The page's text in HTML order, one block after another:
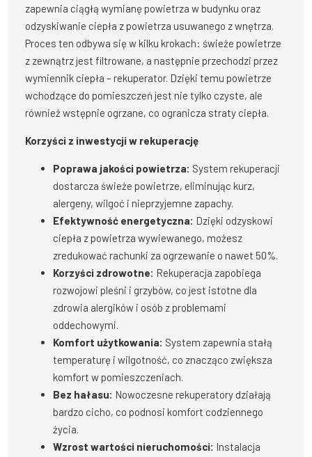
zapewnia ciągłą wymianę powietrza w budynku oraz
odzyskiwanie ciepła z powietrza usuwanego z wnętrza.
Proces ten odbywa się w kilku krokach: świeże powietrze
z zewnątrz jest filtrowane, a następnie przechodzi przez
wymiennik ciepła – rekuperator. Dzięki temu powietrze
wchodzące do pomieszczeń jest nie tylko czyste, ale
również wstępnie ogrzane, co ogranicza straty ciepła.
Korzyści z inwestycji w rekuperację
Poprawa jakości powietrza: System rekuperacji
dostarcza świeże powietrze, eliminując kurz,
alergeny, wilgoć i nieprzyjemne zapachy.
Efektywność energetyczna: Dzięki odzyskowi
ciepła z powietrza wywiewanego, możesz
zredukować rachunki za ogrzewanie o nawet 50%.
Korzyści zdrowotne: Rekuperacja zapobiega
rozwojowi pleśni i grzybów, co jest istotne dla
zdrowia alergików i osób z problemami
oddechowymi.
Komfort użytkowania: System zapewnia stałą
temperaturę i wilgotność, co znacząco zwiększa
komfort w pomieszczeniach.
Bez hałasu: Nowoczesne rekuperatory działają
bardzo cicho, co podnosi komfort codziennego
życia.
Wzrost wartości nieruchomości: Instalacja